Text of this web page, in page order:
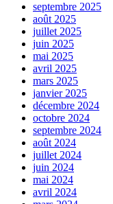
septembre 2025
août 2025
juillet 2025
juin 2025
mai 2025
avril 2025
mars 2025
janvier 2025
décembre 2024
octobre 2024
septembre 2024
août 2024
juillet 2024
juin 2024
mai 2024
avril 2024